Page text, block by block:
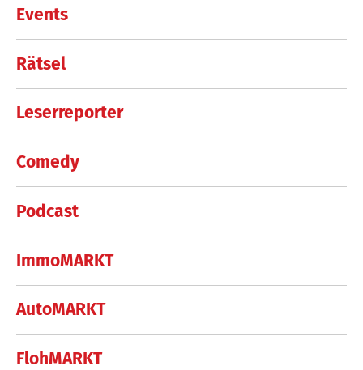
Events
Rätsel
Leserreporter
Comedy
Podcast
ImmoMARKT
AutoMARKT
FlohMARKT